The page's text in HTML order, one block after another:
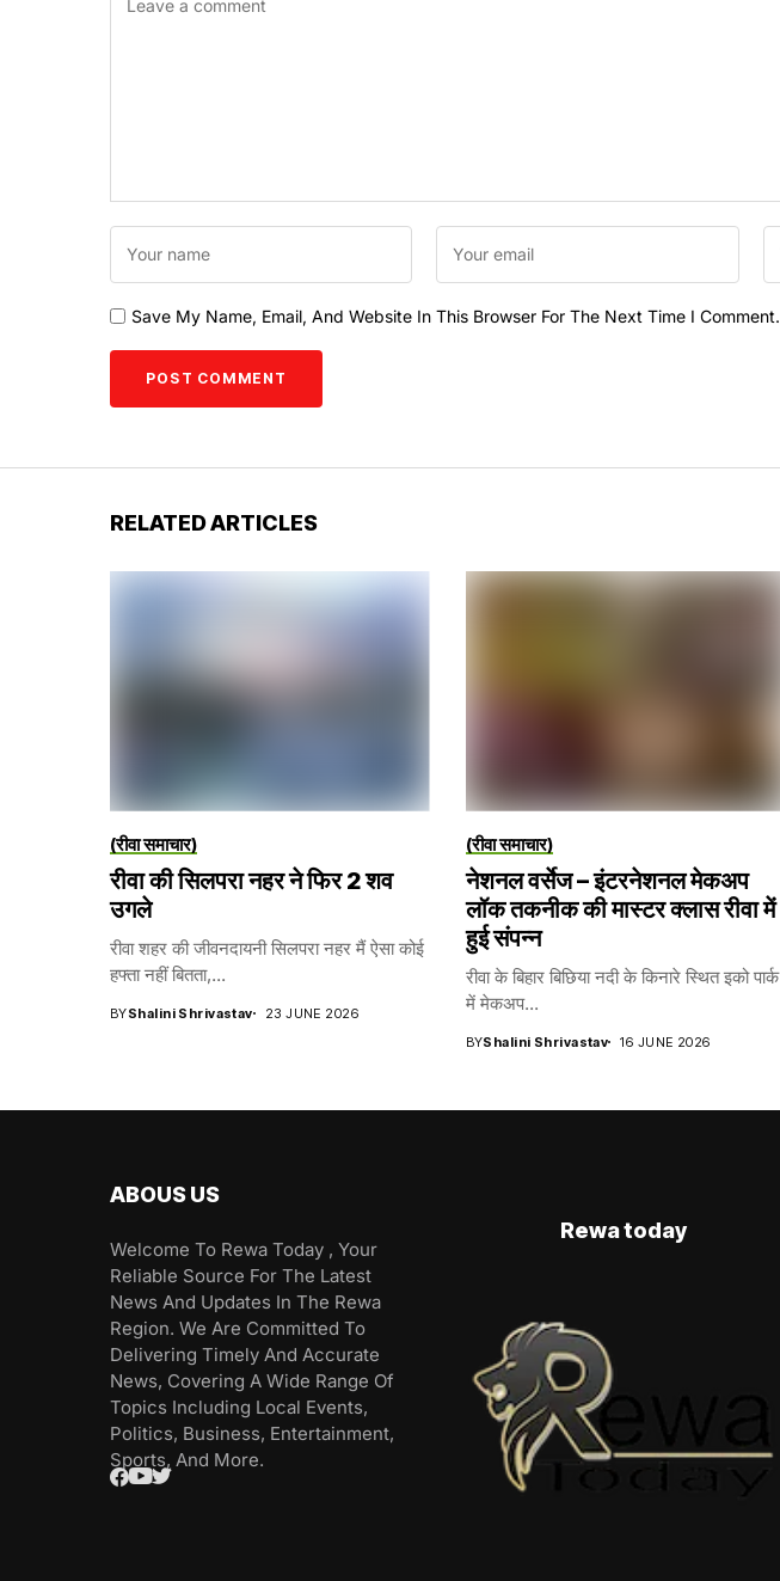
Save My Name, Email, And Website In This Browser For The Next Time I Comment.
RELATED ARTICLES
(रीवा समाचार)
रीवा की सिलपरा नहर ने फिर 2 शव
उगले
रीवा शहर की जीवनदायनी सिलपरा नहर मैं ऐसा कोई
हफ्ता नहीं बितता,...
BYShalini Shrivastav 23 JUNE 2026
(रीवा समाचार)
नेशनल वर्सेज – इंटरनेशनल मेकअप
लॉक तकनीक की मास्टर क्लास रीवा में
हुई संपन्न
रीवा के बिहार बिछिया नदी के किनारे स्थित इको पार्क
में मेकअप...
BYShalini Shrivastav 16 JUNE 2026
ABOUS US
Welcome To Rewa Today , Your
Reliable Source For The Latest
News And Updates In The Rewa
Region. We Are Committed To
Delivering Timely And Accurate
News, Covering A Wide Range Of
Topics Including Local Events,
Politics, Business, Entertainment,
Sports, And More.
Rewa today